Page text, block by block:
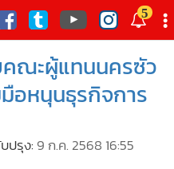
5
ณะผู้แทนนครซัว
อหนุนธุรกิจการ
ปรุง: 9 ก.ค. 2568 16:55